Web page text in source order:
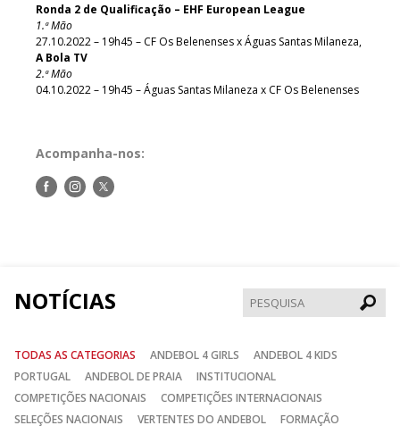
Ronda 2 de Qualificação – EHF European League
1.ª Mão
27.10.2022 – 19h45 – CF Os Belenenses x Águas Santas Milaneza,
A Bola TV
2.ª Mão
04.10.2022 – 19h45 – Águas Santas Milaneza x CF Os Belenenses
Acompanha-nos:
Siga-Siga-Siga-
NOTÍCIAS
TODAS AS CATEGORIAS ANDEBOL 4 GIRLS
ANDEBOL 4 KIDS
PORTUGAL
ANDEBOL DE PRAIA
INSTITUCIONAL
COMPETIÇÕES NACIONAIS
COMPETIÇÕES INTERNACIONAIS
SELEÇÕES NACIONAIS
VERTENTES DO ANDEBOL
FORMAÇÃO